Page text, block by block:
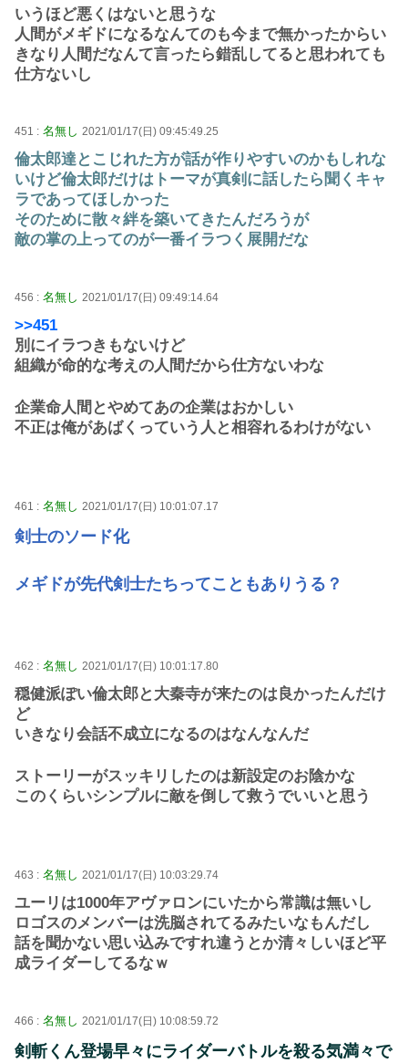
いうほど悪くはないと思うな
人間がメギドになるなんてのも今まで無かったからい
きなり人間だなんて言ったら錯乱してると思われても
仕方ないし
451 : 名無し 2021/01/17(日) 09:45:49.25
倫太郎達とこじれた方が話が作りやすいのかもしれな
いけど倫太郎だけはトーマが真剣に話したら聞くキャ
ラであってほしかった
そのために散々絆を築いてきたんだろうが
敵の掌の上ってのが一番イラつく展開だな
456 : 名無し 2021/01/17(日) 09:49:14.64
>>451
別にイラつきもないけど
組織が命的な考えの人間だから仕方ないわな
企業命人間とやめてあの企業はおかしい
不正は俺があばくっていう人と相容れるわけがない
461 : 名無し 2021/01/17(日) 10:01:07.17
剣士のソード化
メギドが先代剣士たちってこともありうる？
462 : 名無し 2021/01/17(日) 10:01:17.80
穏健派ぽい倫太郎と大秦寺が来たのは良かったんだけ
ど
いきなり会話不成立になるのはなんなんだ
ストーリーがスッキリしたのは新設定のお陰かな
このくらいシンプルに敵を倒して救うでいいと思う
463 : 名無し 2021/01/17(日) 10:03:29.74
ユーリは1000年アヴァロンにいたから常識は無いし
ロゴスのメンバーは洗脳されてるみたいなもんだし
話を聞かない思い込みですれ違うとか清々しいほど平
成ライダーしてるなｗ
466 : 名無し 2021/01/17(日) 10:08:59.72
剣斬くん登場早々にライダーバトルを殺る気満々で